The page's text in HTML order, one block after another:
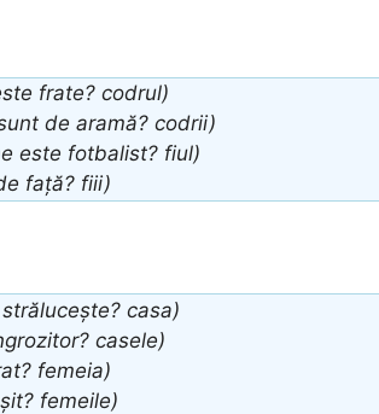
frate? codrul)
de aramă? codrii)
este fotbalist? fiul)
față? fiii)
casa)
casele)
femeia)
femeile)